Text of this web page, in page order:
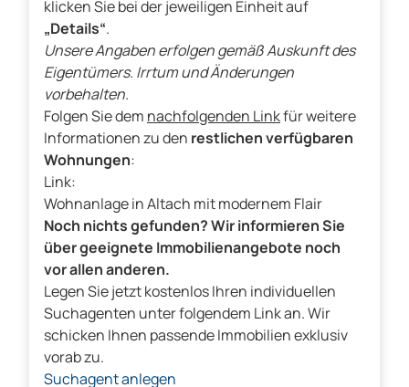
klicken Sie bei der jeweiligen Einheit auf
„Details“.
Unsere Angaben erfolgen gemäß Auskunft des
Eigentümers. Irrtum und Änderungen
vorbehalten.
Folgen Sie dem nachfolgenden Linkfür weitere
Informationen zu den restlichen verfügbaren
Wohnungen:
Link:
Wohnanlage in Altach mit modernem Flair
Noch nichts gefunden? Wir informieren Sie
über geeignete Immobilienangebote noch
vor allen anderen.
Legen Sie jetzt kostenlos Ihren individuellen
Suchagenten unter folgendem Link an. Wir
schicken Ihnen passende Immobilien exklusiv
vorab zu.
Suchagent anlegen